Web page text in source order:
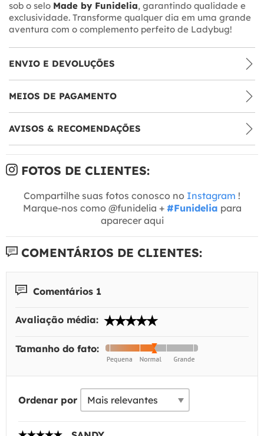
sob o selo Made by Funidelia, garantindo qualidade e
exclusividade. Transforme qualquer dia em uma grande
aventura com o complemento perfeito de Ladybug!
ENVIO E DEVOLUÇÕES
MEIOS DE PAGAMENTO
AVISOS & RECOMENDAÇÕES
FOTOS DE CLIENTES:
Compartilhe suas fotos conosco no Instagram !
Marque-nos como @funidelia + #Funidelia para
aparecer aqui
COMENTÁRIOS DE CLIENTES:
Comentários 1
Avaliação média:
Tamanho do fato:
Ordenar por